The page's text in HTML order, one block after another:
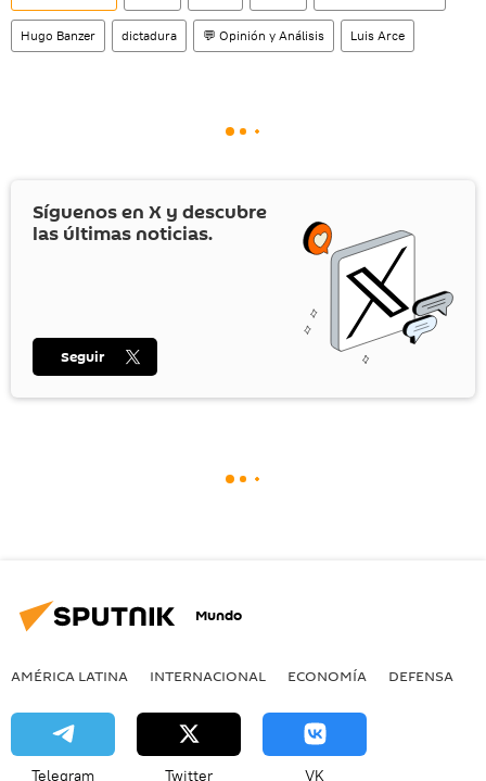
Hugo Banzer dictadura 💬 Opinión y Análisis Luis Arce
Síguenos en X y descubre
las últimas noticias.
Seguir
Mundo
AMÉRICA LATINA INTERNACIONAL ECONOMÍA DEFENSA
Telegram Twitter VK